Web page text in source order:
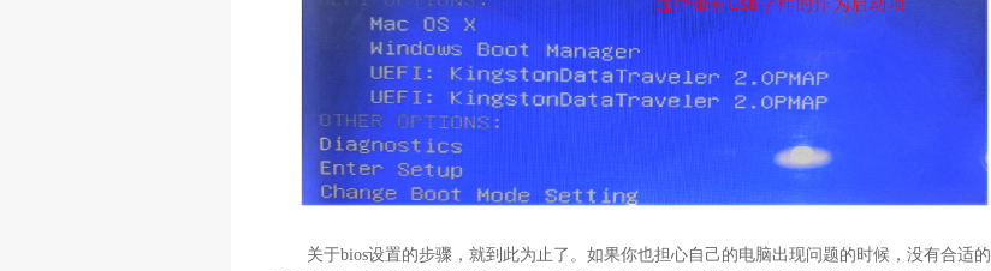
关于bios设置的步骤，就到此为止了。如果你也担心自己的电脑出现问题的时候，没有合适的